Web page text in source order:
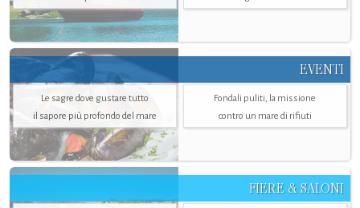
EVENTI
Le sagre dove gustare tutto
il sapore più profondo del mare
Fondali puliti, la missione
contro un mare di rifiuti
FIERE & SALONI